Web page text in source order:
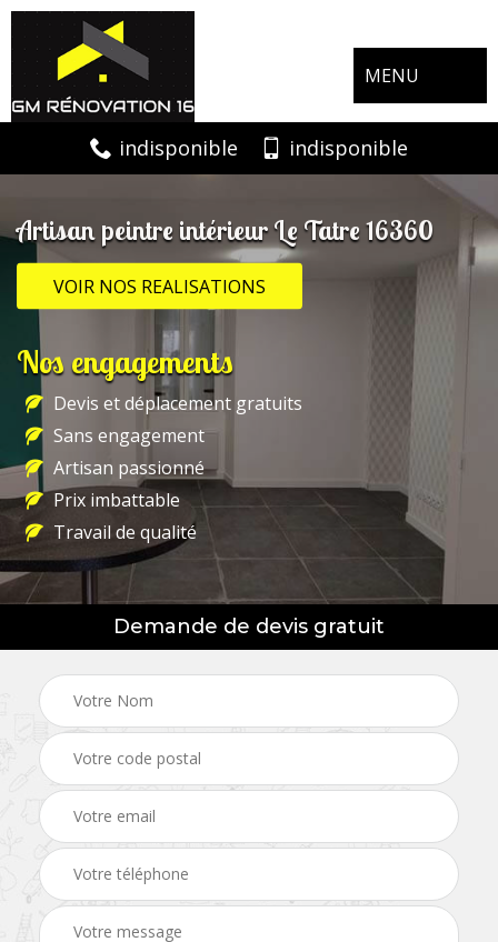
MENU
indisponible indisponible
Artisan peintre intérieur Le Tatre 16360
VOIR NOS REALISATIONS
Nos engagements
Devis et déplacement gratuits
Sans engagement
Artisan passionné
Prix imbattable
Travail de qualité
Demande de devis gratuit